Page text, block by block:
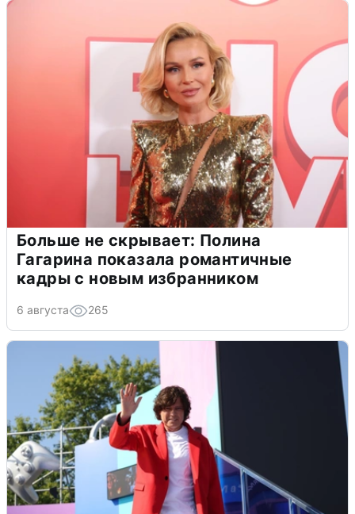
Больше не скрывает: Полина
Гагарина показала романтичные
кадры с новым избранником
6 августа 265